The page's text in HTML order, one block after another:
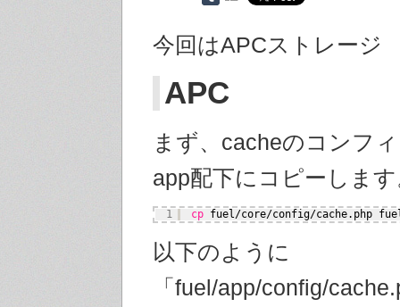
今回はAPCストレージ
APC
まず、cacheのコンフ
app配下にコピーしま
1 cp fuel/core/config/cache.php
以下のように
「fuel/app/config/